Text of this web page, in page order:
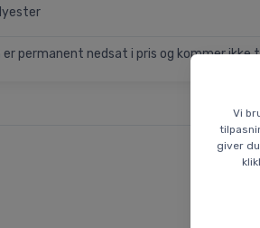
Vi
giver
er permanent nedsat i pris og kommer